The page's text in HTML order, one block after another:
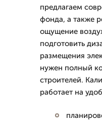
предлагаем
фонда, а также
ощущение
подготовить
размещения
нужен полный
строителей.
работает на